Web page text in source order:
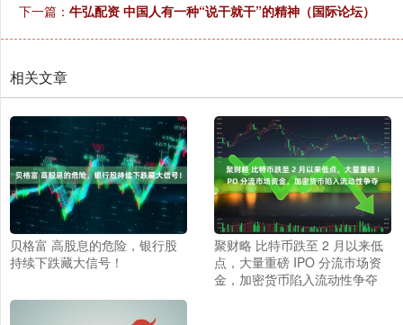
下一篇： 牛弘配资 中国人有一种“说干就干”的精神（国际论坛）
相关文章
贝格富 高股息的危险，银行股
持续下跌藏大信号！
聚财略 比特币跌至 2 月以来低
点，大量重磅 IPO 分流市场资
金，加密货币陷入流动性争夺